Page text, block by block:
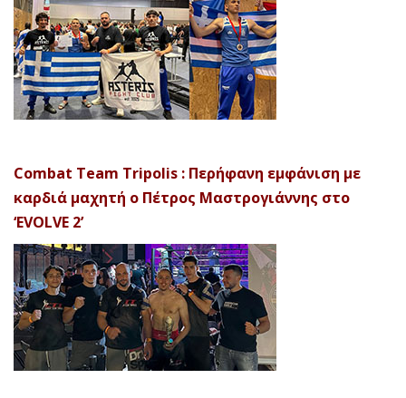
Combat Team Tripolis : Περήφανη εμφάνιση με
καρδιά μαχητή ο Πέτρος Μαστρογιάννης στο
‘EVOLVE 2’